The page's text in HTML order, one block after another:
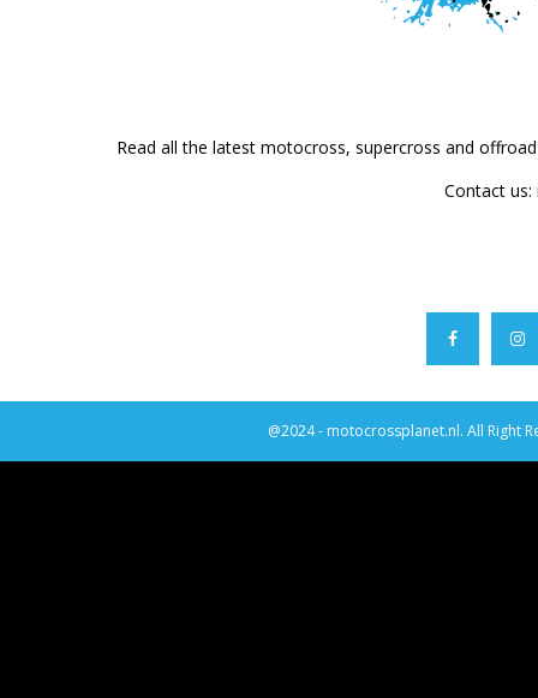
Read all the latest motocross, supercross and
Contact us:
@2024 - motocrossplanet.nl. All Right